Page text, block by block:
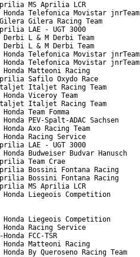
MS Aprilia LCR
Telefonica Movistar jnrTeam
Gilera Racing Team
LAE - UGT 3000
L & M Derbi Team
L & M Derbi Team
Telefonica Movistar jnrTeam
Telefonica Movistar jnrTeam
Matteoni Racing
Safilo Oxydo Race
Italjet Racing Team
Viceroy Team
Italjet Racing Team
Team Fomma
PEV-Spalt-ADAC Sachsen
Axo Racing Team
Racing Service
LAE - UGT 3000
Budweiser Budvar Hanusch
Team Crae
Bossini Fontana Racing
Bossini Fontana Racing
MS Aprilia LCR
Liegeois Competition
Liegeois Competition
Honda Racing Service
Honda FCC-TSR
Honda Matteoni Racing
By Queroseno Racing Team